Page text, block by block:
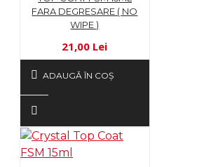
FARA DEGRESARE ( NO
WIPE )
21,00 Lei
ADAUGĂ ÎN COŞ